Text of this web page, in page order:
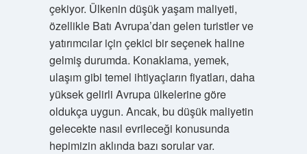
çekiyor. Ülkenin düşük yaşam maliyeti,
özellikle Batı Avrupa’dan gelen turistler ve
yatırımcılar için çekici bir seçenek haline
gelmiş durumda. Konaklama, yemek,
ulaşım gibi temel ihtiyaçların fiyatları, daha
yüksek gelirli Avrupa ülkelerine göre
oldukça uygun. Ancak, bu düşük maliyetin
gelecekte nasıl evrileceği konusunda
hepimizin aklında bazı sorular var.